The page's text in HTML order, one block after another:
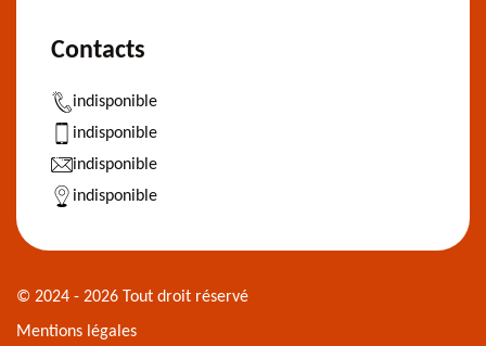
Contacts
indisponible
indisponible
indisponible
indisponible
© 2024 - 2026 Tout droit réservé
Mentions légales